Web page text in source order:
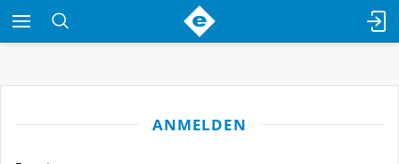
ANMELDEN